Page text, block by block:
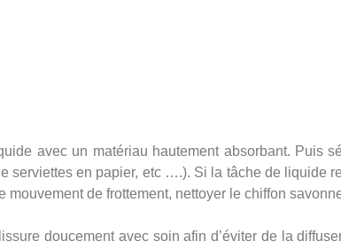
avec un matériau hautement absorbant. Puis
serviettes en papier, etc ….). Si la tâche de liquide
de frottement, nettoyer le chiffon
doucement avec soin afin d’éviter de la